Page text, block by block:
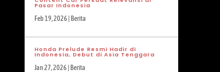
Pasar Indonesia
Feb 19, 2026
Berita
Honda Prelude Resmi Hadir di
Indonesia, Debut di Asia Tenggara
Jan 27, 2026
Berita